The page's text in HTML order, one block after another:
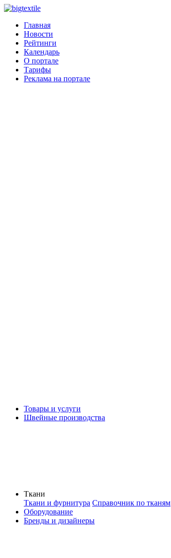
Главная
Новости
Рейтинги
Календарь
О портале
Тарифы
Реклама на портале
Товары и услуги
Швейные производства
Ткани
Ткани и фурнитура Справочник по тканям
Оборудование
Бренды и дизайнеры